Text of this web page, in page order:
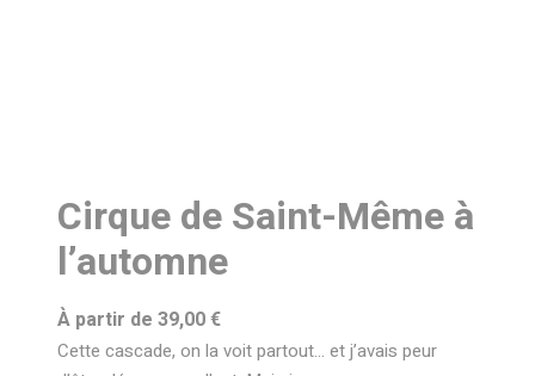
Cirque de Saint-Même à
l’automne
À partir de 39,00€
Cette cascade, on la voit partout… et j’avais peur